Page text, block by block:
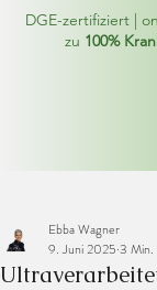
DGE-zertifiziert |
zu 100%
Ebba Wagner
9. Juni 2025 3 Min.